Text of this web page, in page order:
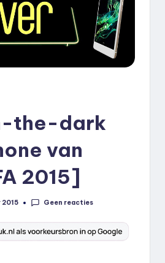
the-dark
van
2015]
2015 Geen reacties